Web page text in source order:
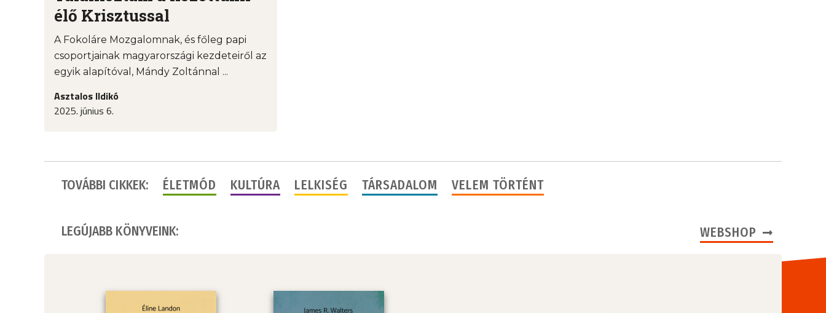
élő Krisztussal
A Fokoláre Mozgalomnak, és főleg papi
csoportjainak magyarországi kezdeteiről az
egyik alapítóval, Mándy Zoltánnal ...
Asztalos Ildikó
2025. június 6.
TOVÁBBI CIKKEK: ÉLETMÓD KULTÚRA LELKISÉG TÁRSADALOM VELEM TÖRTÉNT
LEGÚJABB KÖNYVEINK: WEBSHOP